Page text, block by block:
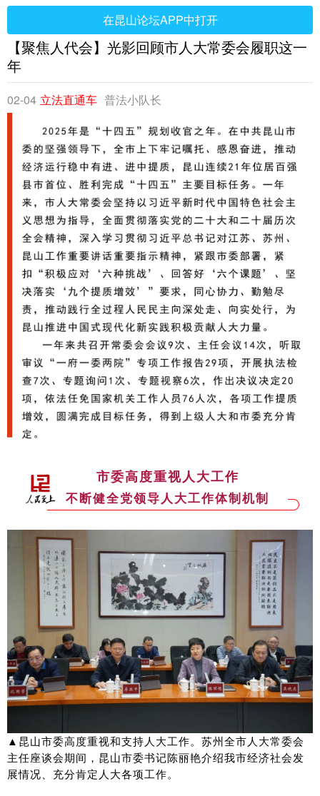
在昆山论坛APP中打开
【聚焦人代会】光影回顾市人大常委会履职这一
年
02-04 立法直通车 普法小队长
市委高度重视人大工作
不断健全党领导人大工作体制机制
▲ 昆山市委高度重视和支持人大工作。苏州全市人大常委会
主任座谈会期间，昆山市委书记陈丽艳介绍我市经济社会发
展情况、充分肯定人大各项工作。